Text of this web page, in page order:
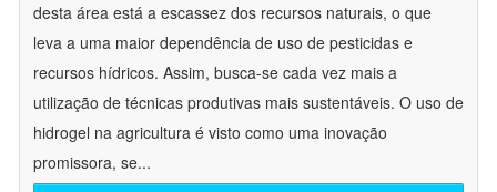
desta área está a escassez dos recursos naturais, o que
leva a uma maior dependência de uso de pesticidas e
recursos hídricos. Assim, busca-se cada vez mais a
utilização de técnicas produtivas mais sustentáveis. O uso de
hidrogel na agricultura é visto como uma inovação
promissora, se...